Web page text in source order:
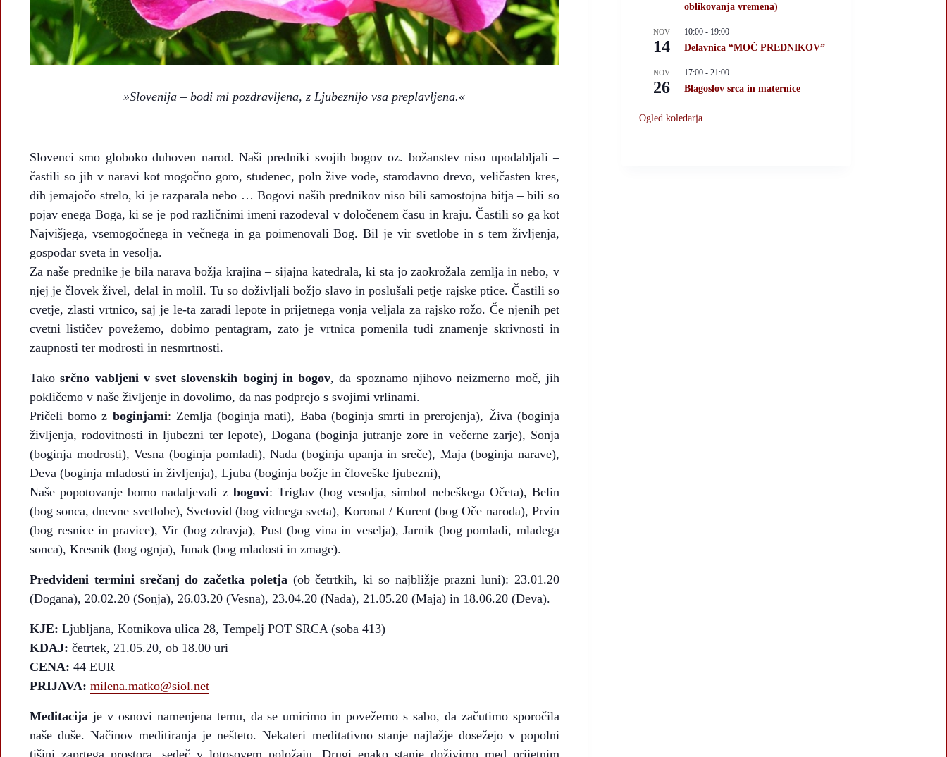
»Slovenija – bodi mi pozdravljena, z Ljubeznijo vsa preplavljena.«
Slovenci smo globoko duhoven narod. Naši predniki svojih bogov oz. božanstev niso upodabljali –
častili so jih v naravi kot mogočno goro, studenec, poln žive vode, starodavno drevo, veličasten kres,
dih jemajočo strelo, ki je razparala nebo … Bogovi naših prednikov niso bili samostojna bitja – bili so
pojav enega Boga, ki se je pod različnimi imeni razodeval v določenem času in kraju. Častili so ga kot
Najvišjega, vsemogočnega in večnega in ga poimenovali Bog. Bil je vir svetlobe in s tem življenja,
gospodar sveta in vesolja.
Za naše prednike je bila narava božja krajina – sijajna katedrala, ki sta jo zaokrožala zemlja in nebo, v
njej je človek živel, delal in molil. Tu so doživljali božjo slavo in poslušali petje rajske ptice. Častili so
cvetje, zlasti vrtnico, saj je le-ta zaradi lepote in prijetnega vonja veljala za rajsko rožo. Če njenih pet
cvetni lističev povežemo, dobimo pentagram, zato je vrtnica pomenila tudi znamenje skrivnosti in
zaupnosti ter modrosti in nesmrtnosti.
Takosrčno vabljeni v svet slovenskih boginj in bogov, da spoznamo njihovo neizmerno moč, jih
pokličemo v naše življenje in dovolimo, da nas podprejo s svojimi vrlinami.
Pričeli bomo z boginjami: Zemlja (boginja mati), Baba (boginja smrti in prerojenja), Živa (boginja
življenja, rodovitnosti in ljubezni ter lepote), Dogana (boginja jutranje zore in večerne zarje), Sonja
(boginja modrosti), Vesna (boginja pomladi), Nada (boginja upanja in sreče), Maja (boginja narave),
Deva (boginja mladosti in življenja), Ljuba (boginja božje in človeške ljubezni),
Naše popotovanje bomo nadaljevali z bogovi: Triglav (bog vesolja, simbol nebeškega Očeta), Belin
(bog sonca, dnevne svetlobe), Svetovid (bog vidnega sveta), Koronat / Kurent (bog Oče naroda), Prvin
(bog resnice in pravice), Vir (bog zdravja), Pust (bog vina in veselja), Jarnik (bog pomladi, mladega
sonca), Kresnik (bog ognja), Junak (bog mladosti in zmage).
Predvideni termini srečanj do začetka poletja(ob četrtkih, ki so najbližje prazni luni): 23.01.20
(Dogana), 20.02.20 (Sonja), 26.03.20 (Vesna), 23.04.20 (Nada), 21.05.20 (Maja) in 18.06.20 (Deva).
KJE: Ljubljana, Kotnikova ulica 28, Tempelj POT SRCA (soba 413)
KDAJ: četrtek, 21.05.20, ob 18.00 uri
CENA: 44 EUR
PRIJAVA: milena.matko@siol.net
Meditacija je v osnovi namenjena temu, da se umirimo in povežemo s sabo, da začutimo sporočila
naše duše. Načinov meditiranja je nešteto. Nekateri meditativno stanje najlažje dosežejo v popolni
oblikovanja vremena)
NOV
14
10:00 - 19:00
Delavnica “MOČ PREDNIKOV”
NOV
26
17:00 -21:00
Blagoslov srca in maternice
Ogled koledarja